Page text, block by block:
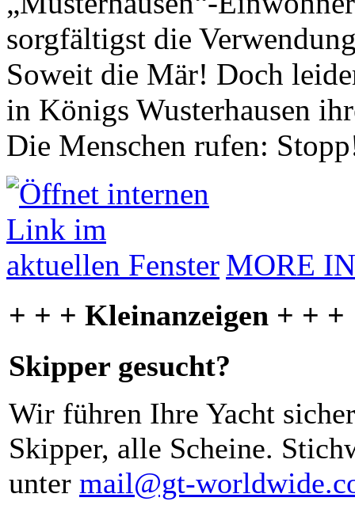
sorgfältigst die
Soweit die Mär! Doch
in Königs Wusterhausen
Die Menschen rufen:
MORE
+ + + Kleinanzeigen + + +
Skipper gesucht?
Wir führen Ihre Yacht
Skipper, alle Scheine.
unter mail@gt-